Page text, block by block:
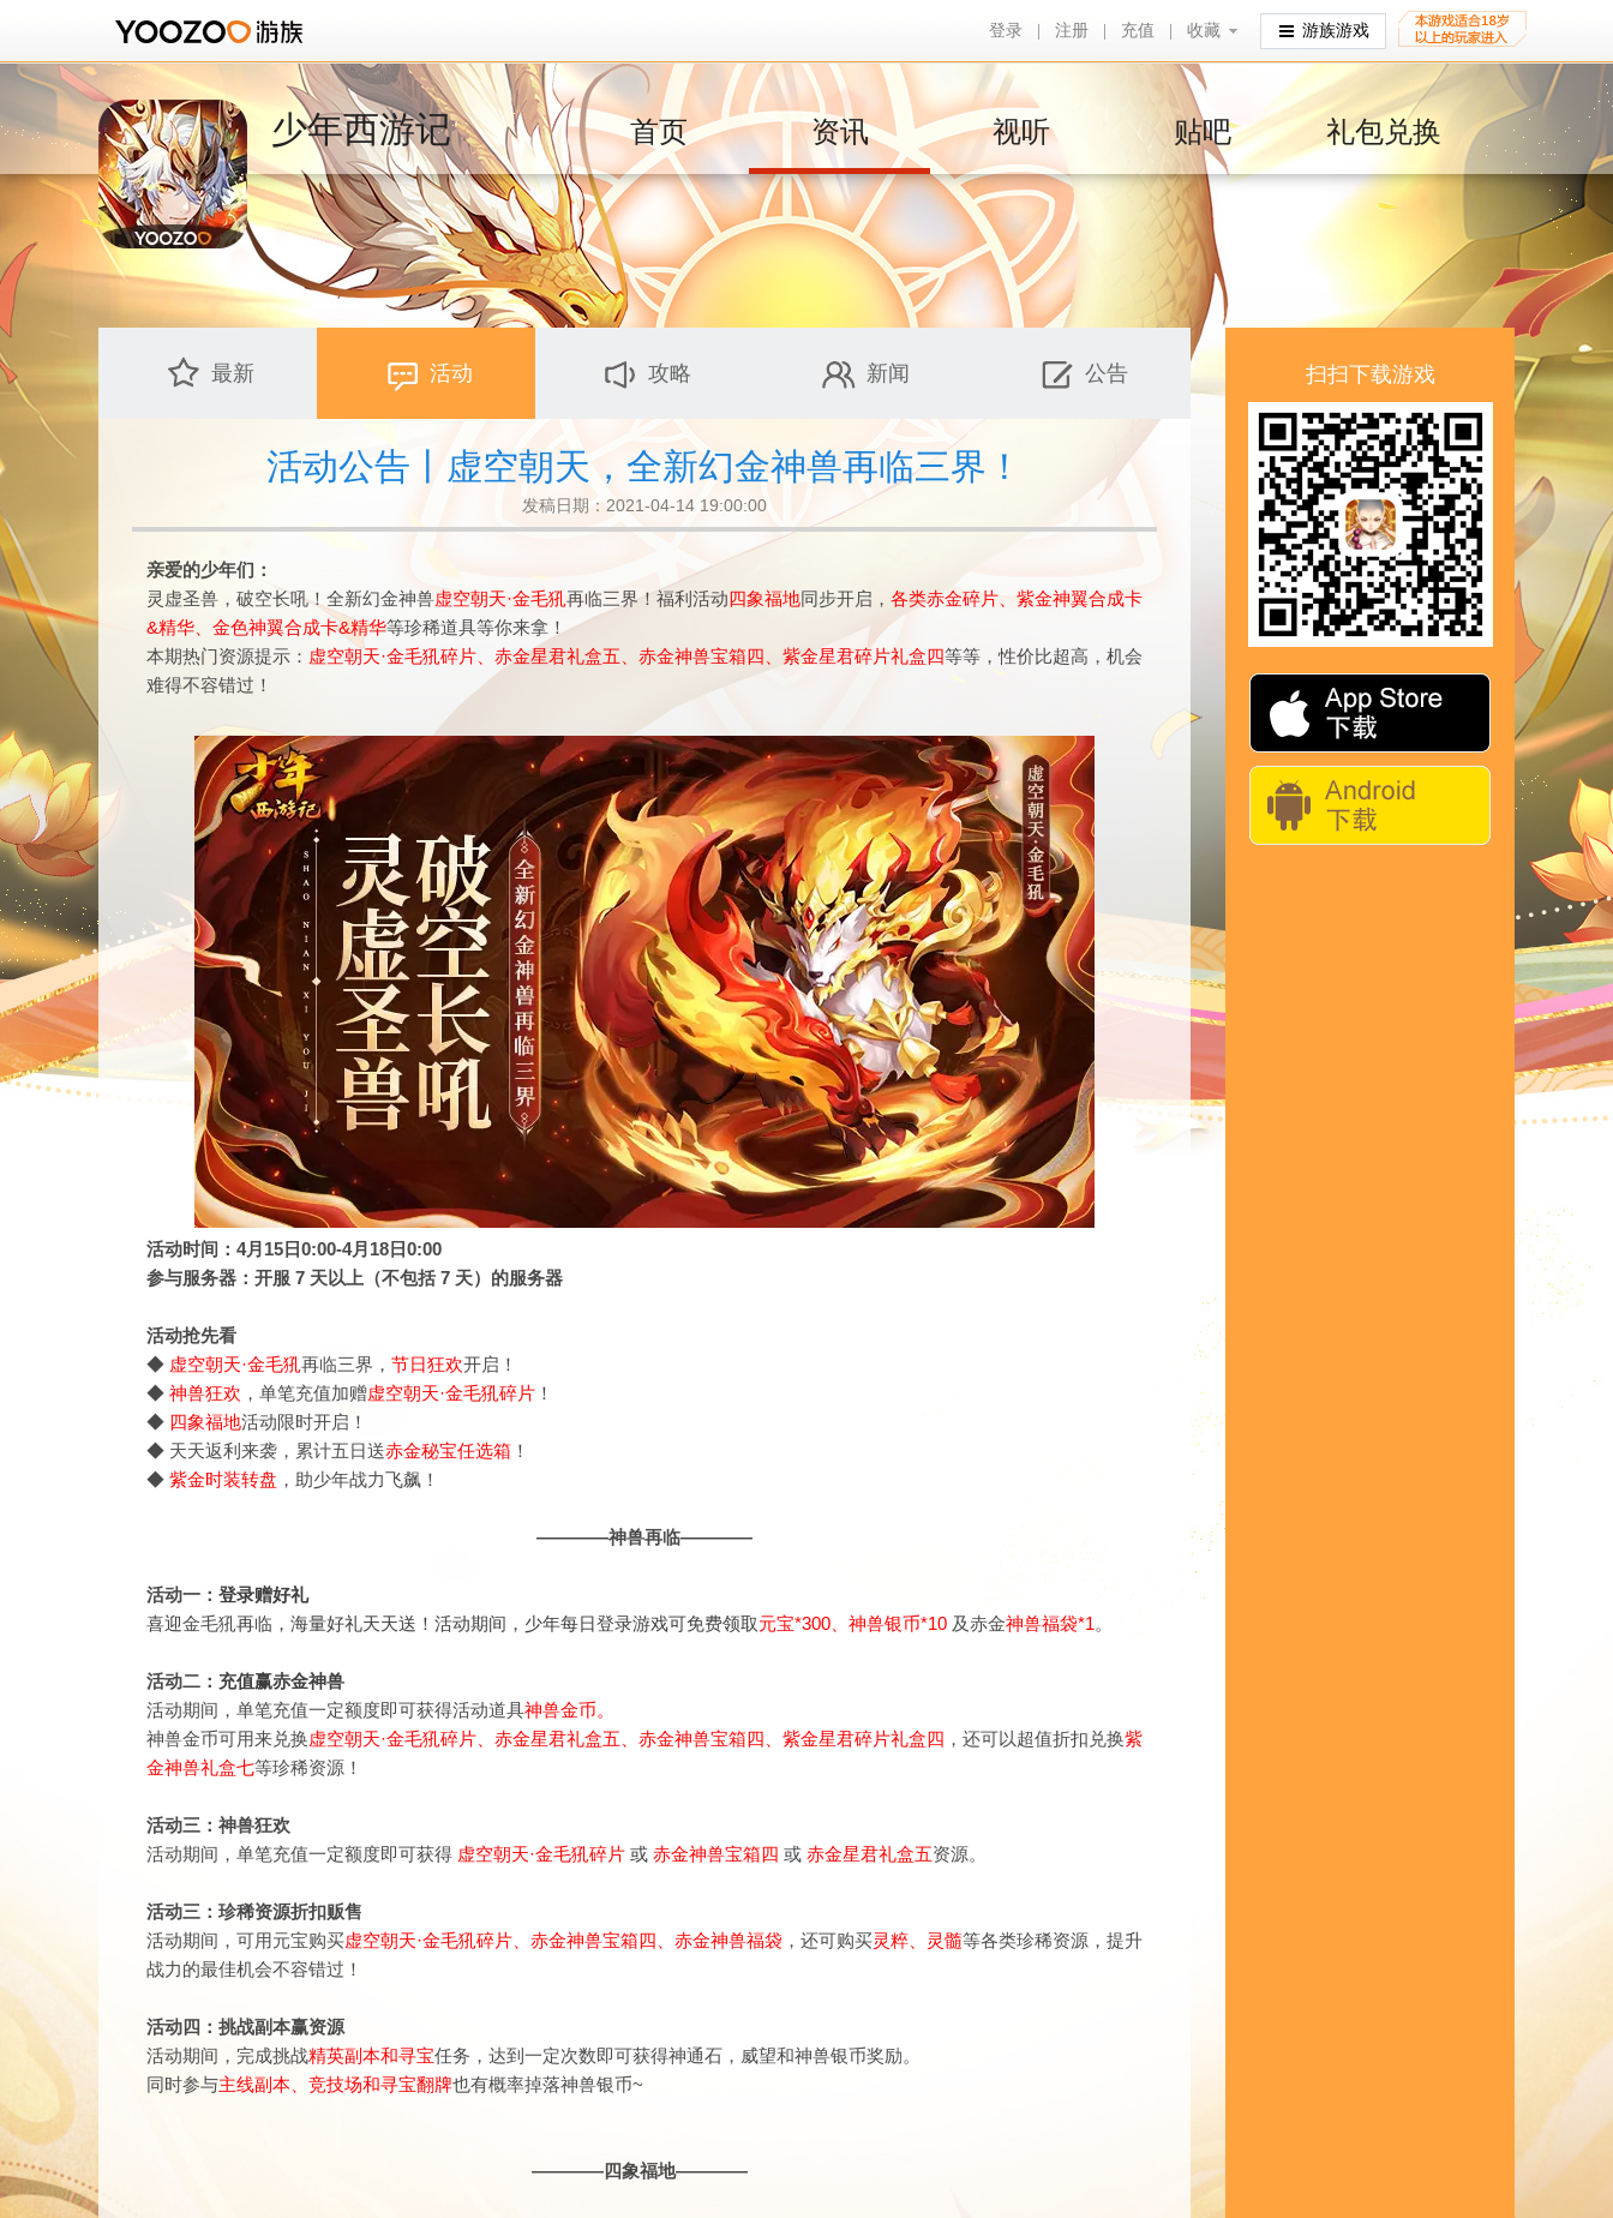
登录 注册 充值 收藏
收藏 游族游戏
少年西游记 首页 资讯 视听 贴吧 礼包兑换
最新 活动 攻略 新闻 公告
活动公告丨虚空朝天，全新幻金神兽再临三界！
发稿日期：2021-04-14 19:00:00
亲爱的少年们：
灵虚圣兽，破空长吼！全新幻金神兽虚空朝天·金毛犼 再临三界！ 福利 活动 四象福地同步开启， 各类赤金碎片、紫金神翼合成卡
&精华、金色神翼合成卡&精华等珍稀道具等你来拿 ！
本期热门资源提示： 虚空朝天·金毛犼碎片、赤金星君礼盒五 、赤金神兽宝箱 四 、紫金星君碎片礼盒 四等等，性价比超高，机会
难得不容错过！
活动时间：4月15日0:00-4月18日0:00
参与服务器：开服 7 天以上（不包括 7 天）的服务器
活动抢先看
◆ 虚空朝天·金毛犼 再临三界， 节日狂欢开启 ！
◆ 神兽狂欢 ，单笔充值加赠虚空朝天·金毛犼碎片 ！
◆ 四象福地活动限时开启！
◆ 天天返利来袭，累计五日送赤金秘宝任选箱 ！
◆ 紫金时装转盘 ，助少年战力飞飙！
————神兽再临————
活动一： 登录赠好礼
喜迎金毛犼 再临，海量好礼天天送！活动期间，少年每日登录游戏可免费领取元宝*300、神兽银币*10 及赤金神兽福袋*1。
活动二： 充值赢赤金神兽
活动期间，单笔充值一定额度即可获得活动道具神兽金币。
神兽金币可用来兑换虚空朝天·金毛犼碎片 赤金星君礼盒五 赤金神兽宝箱四、紫金星君碎片礼盒四 ，还可以超值折扣兑换紫
金神兽礼盒七等珍稀资源！
活动三：神兽狂欢
活动期间，单笔充值一定额度即可获得 虚空朝天·金毛犼碎片 或 赤金神兽宝箱四 或 赤金星君礼盒五资源。
活动三：珍稀资源折扣贩售
活动期间，可用元宝购买虚空朝天·金毛犼碎片、赤金神兽宝箱四、赤金神兽福袋 ，还可购买灵粹、灵髓等各类珍稀资源，提升
战力的最佳机会不容错过！
活动四：挑战副本赢资源
活动期间，完成挑战精英副本和寻宝任务，达到一定次数即可获得神通石，威望和神兽银币奖励。
同时参与主线副本、竞技场和寻宝翻牌也有概率掉落神兽银币~
————四象福地————
扫扫下载游戏